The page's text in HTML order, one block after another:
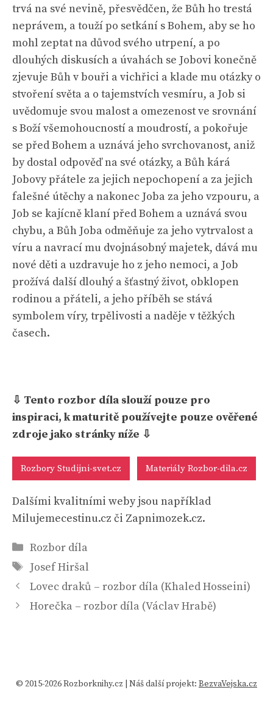
trvá na své nevině, přesvědčen, že Bůh ho trestá
neprávem, a touží po setkání s Bohem, aby se ho
mohl zeptat na důvod svého utrpení, a po
dlouhých diskusích a úvahách se Jobovi konečně
zjevuje Bůh v bouři a vichřici a klade mu otázky o
stvoření světa a o tajemstvích vesmíru, a Job si
uvědomuje svou malost a omezenost ve srovnání
s Boží všemohoucností a moudrostí, a pokořuje
se před Bohem a uznává jeho svrchovanost, aniž
by dostal odpověď na své otázky, a Bůh kárá
Jobovy přátele za jejich nepochopení a za jejich
falešné útěchy a nakonec Joba za jeho vzpouru, a
Job se kajícně klaní před Bohem a uznává svou
chybu, a Bůh Joba odměňuje za jeho vytrvalost a
víru a navrací mu dvojnásobný majetek, dává mu
nové děti a uzdravuje ho z jeho nemoci, a Job
prožívá další dlouhý a šťastný život, obklopen
rodinou a přáteli, a jeho příběh se stává
symbolem víry, trpělivosti a naděje v těžkých
časech.
⇩ Tento rozbor díla slouží pouze pro
inspiraci, k maturitě používejte pouze ověřené
zdroje jako stránky níže ⇩
Rozbory Studijni-svet.cz Materiály Rozbor-dila.cz
Dalšími kvalitními weby jsou například
Milujemecestinu.cz či Zapnimozek.cz.
Rubriky
Rozbor díla
Štítky
Josef Hiršal
Lovec draků – rozbor díla (Khaled Hosseini)
Horečka – rozbor díla (Václav Hrabě)
© 2015-2026 Rozborknihy.cz | Náš další projekt: BezvaVejska.cz